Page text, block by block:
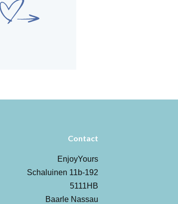
Contact
EnjoyYours
Schaluinen 11b-192
5111HB
Baarle Nassau